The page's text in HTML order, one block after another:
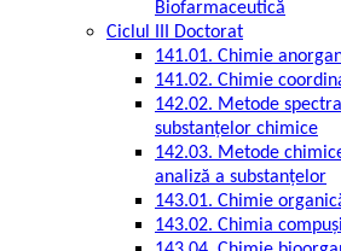
Biofarmaceutică
Ciclul III Doctorat
141.01. Chimie
141.02. Chimie
142.02. Metode
substanțelor chimice
142.03. Metode
analiză a substanțelor
143.01. Chimie
143.02. Chimia